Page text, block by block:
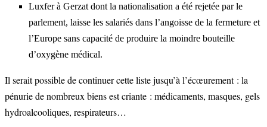
Luxfer à Gerzat dont la nationalisation a été rejetée par le
parlement, laisse les salariés dans l’angoisse de la fermeture et
l’Europe sans capacité de produire la moindre bouteille
d’oxygène médical.
Il serait possible de continuer cette liste jusqu’à l’écœurement : la
pénurie de nombreux biens est criante : médicaments, masques, gels
hydroalcooliques, respirateurs…